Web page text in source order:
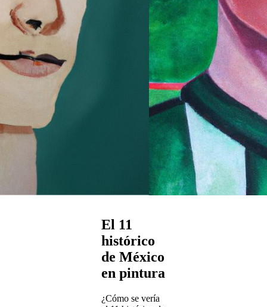
El 11
histórico
de México
en pintura
¿Cómo se vería